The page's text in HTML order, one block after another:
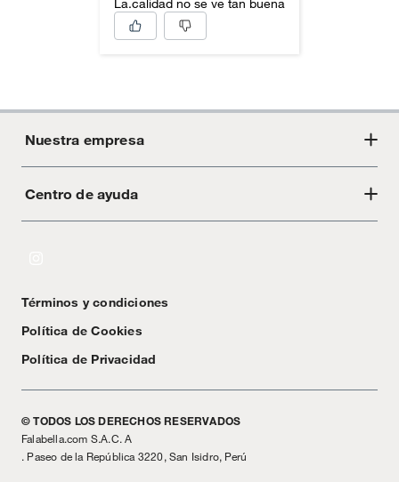
La.calidad no se ve tan buena
Nuestra empresa
Acerca de Crate
Centro de ayuda
Textos Legales
Términos y condiciones
Política de Cookies
Política de Privacidad
© TODOS LOS DERECHOS RESERVADOS
Falabella.com S.A.C. A
. Paseo de la República 3220, San Isidro, Perú